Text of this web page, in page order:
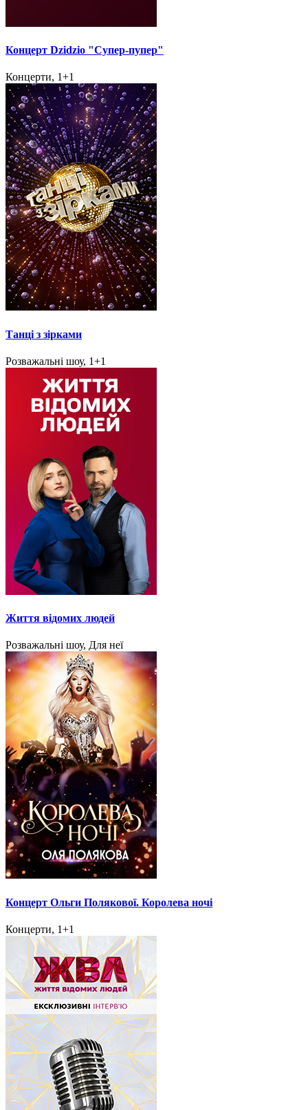
Концерт Dzidzio "Супер-пупер"
Концерти, 1+1
Танці з зірками
Розважальні шоу, 1+1
Життя відомих людей
Розважальні шоу, Для неї
Концерт Ольги Полякової. Королева ночі
Концерти, 1+1